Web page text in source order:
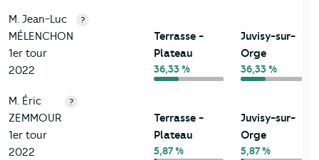
M. Jean-Luc
MÉLENCHON
1er tour
2022
?
Terrasse -
Plateau
36,33 %
Juvisy-sur-
Orge
36,33 %
M. Éric
ZEMMOUR
1er tour
2022
?
Terrasse -
Plateau
5,87 %
Juvisy-sur-
Orge
5,87 %